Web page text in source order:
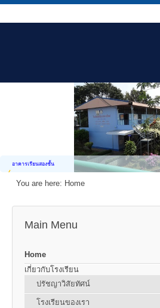
อาคารเรียนสองชั้น
You are here: Home
Main Menu
Home
เกี่ยวกับโรงเรียน
ปรัชญาวิสัยทัศน์
โรงเรียนของเรา